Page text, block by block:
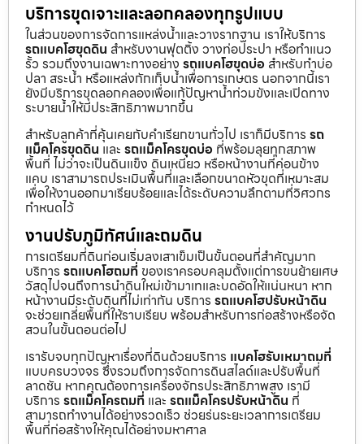
บริการขุดเจาะและลอกคลองทุกรูปแบบ
ในส่วนของการจัดการแหล่งน้ำและวางรากฐาน เราให้บริการ
รถแบคโฮขุดดิน สำหรับงานฟุตติ้ง วางท่อประปา หรือทำแนว
รั้ว รวมถึงงานเฉพาะทางอย่าง รถแบคโฮขุดบ่อ สำหรับทำบ่อ
ปลา สระน้ำ หรือแหล่งกักเก็บน้ำเพื่อการเกษตร นอกจากนี้เรา
ยังมีบริการขุดลอกคลองเพื่อแก้ปัญหาน้ำท่วมขังและเปิดทาง
ระบายน้ำให้มีประสิทธิภาพมากขึ้น
สำหรับลูกค้าที่คุ้นเคยกับคำเรียกขานทั่วไป เราก็มีบริการ รถ
แม็คโครขุดดิน และ รถแม็คโครขุดบ่อ ที่พร้อมลุยทุกสภาพ
พื้นที่ ไม่ว่าจะเป็นดินแข็ง ดินเหนียว หรือหน้างานที่ค่อนข้าง
แคบ เราสามารถประเมินพื้นที่และเลือกขนาดหัวขุดที่เหมาะสม
เพื่อให้งานออกมาเรียบร้อยและได้ระดับความลึกตามที่วิศวกร
กำหนดไว้
งานปรับภูมิทัศน์และถมดิน
การเตรียมที่ดินก่อนเริ่มลงเสาเข็มเป็นขั้นตอนที่สำคัญมาก
บริการ รถแบคโฮถมที่ ของเราครอบคลุมตั้งแต่การขนย้ายเศษ
วัสดุไปจนถึงการนำดินใหม่เข้ามาเทและบดอัดให้แน่นหนา หาก
หน้างานมีระดับดินที่ไม่เท่ากัน บริการ รถแบคโฮปรับหน้าดิน
จะช่วยเกลี่ยพื้นที่ให้ราบเรียบ พร้อมสำหรับการก่อสร้างหรือจัด
สวนในขั้นตอนต่อไป
เรารับจบทุกปัญหาเรื่องที่ดินด้วยบริการ แบคโฮรับเหมาถมที่
แบบครบวงจร ซึ่งรวมถึงการจัดการดินสไลด์และปรับพื้นที่
ลาดชัน หากคุณต้องการเครื่องจักรประสิทธิภาพสูง เรามี
บริการ รถแม็คโครถมที่ และ รถแม็คโครปรับหน้าดิน ที่
สามารถทำงานได้อย่างรวดเร็ว ช่วยร่นระยะเวลาการเตรียม
พื้นที่ก่อสร้างให้คุณได้อย่างมหาศาล